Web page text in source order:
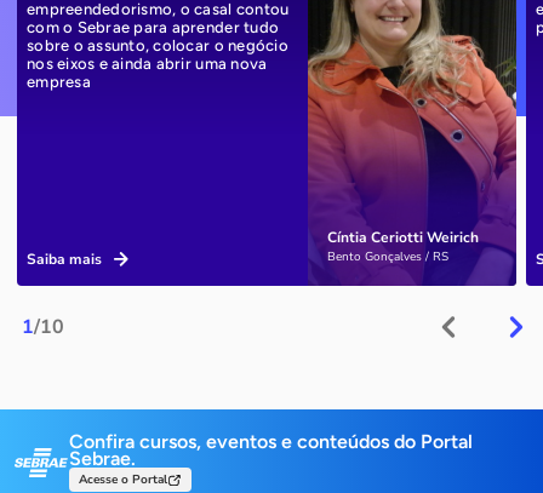
1/10
Cíntia Ceriotti Weirich
Bento Gonçalves / RS
empreendedorismo, o casal contou
com o Sebrae para aprender tudo
sobre o assunto, colocar o negócio
nos eixos e ainda abrir uma nova
empresa
Saiba mais
Confira cursos, eventos e conteúdos do Portal
Sebrae.
Acesse o Portal